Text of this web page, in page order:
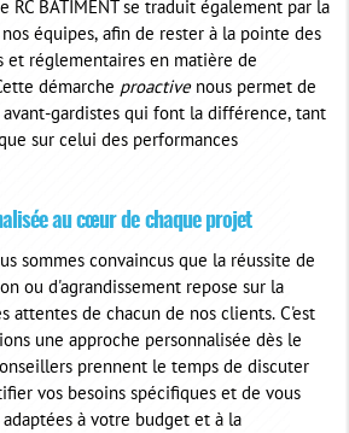
RC BATIMENT se traduit également par la
équipes, afin de rester à la pointe des
et réglementaires en matière de
démarche proactivenous permet de
avant-gardistes qui font la différence, tant
sur celui des performances
au cœur de chaque projet
sommes convaincus que la réussite de
ou d'agrandissement repose sur la
attentes de chacun de nos clients. C'est
une approche personnalisée dès le
prennent le temps de discuter
vos besoins spécifiques et de vous
à votre budget et à la